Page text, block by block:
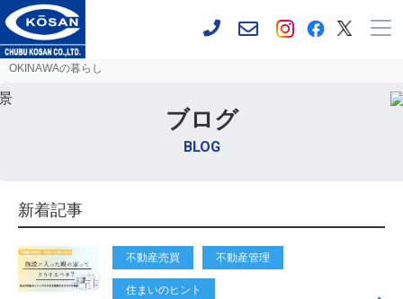
OKINAWAの暮らし
ブログ
BLOG
新着記事
不動産売買 不動産管理
住まいのヒント